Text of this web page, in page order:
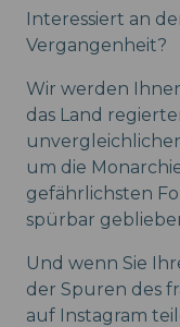
Interessiert an
Vergangenheit?
Wir werden
das Land
um die
gefährlichsten
spürbar
Und wenn Sie
der Spuren des
auf Instagram